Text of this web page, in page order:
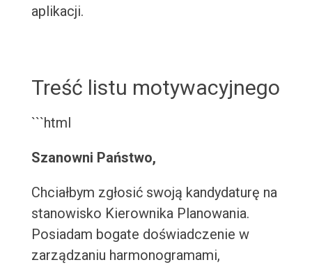
aplikacji.
Treść listu motywacyjnego
```html
Szanowni Państwo,
Chciałbym zgłosić swoją kandydaturę na
stanowisko Kierownika Planowania.
Posiadam bogate doświadczenie w
zarządzaniu harmonogramami,